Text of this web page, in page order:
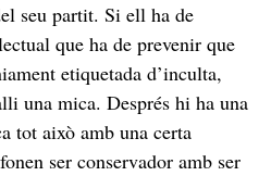
seu partit. Si ell ha de
que ha de prevenir que
etiquetada d’inculta,
una mica. Després hi ha una
tot això amb una certa
ser conservador amb ser